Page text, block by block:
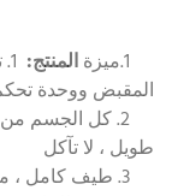
المنتج:
المقبض ووحدة
2. كل الجسم من
طويل ، لا تآكل